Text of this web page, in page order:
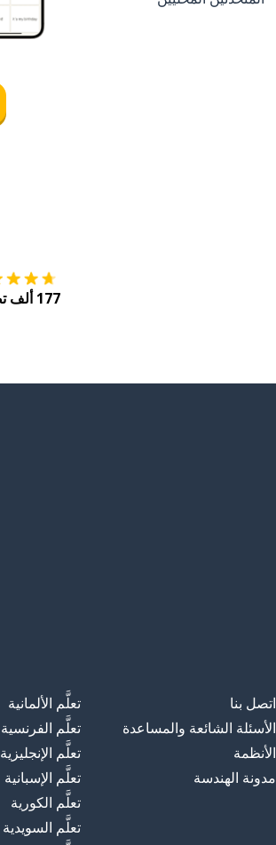
177 ألف تصنيف
اتصل بنا
الأسئلة الشائعة والمساعدة
الأنظمة
مدونة الهندسة
تعلَّم الألمانية
تعلَّم الفرنسية
تعلَّم الإنجليزية
تعلَّم الإسبانية
تعلَّم الكورية
تعلَّم السويدية